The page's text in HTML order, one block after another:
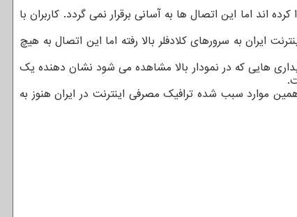
اند اما این اتصال ها به آسانی برقرار نمی گردد. کاربران با
ایران به سرورهای کلادفلر بالا رفته اما این اتصال به هیچ
هایی که در نمودار بالا مشاهده می شود نشان دهنده یک
موارد سبب شده ترافیک مصرفی اینترنت در ایران هنوز به